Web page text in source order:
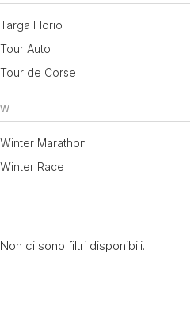
Targa Florio
Tour Auto
Tour de Corse
W
Winter Marathon
Winter Race
Non ci sono filtri disponibili.